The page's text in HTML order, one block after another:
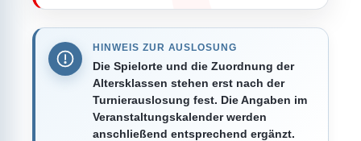
HINWEIS ZUR AUSLOSUNG
Die Spielorte und die Zuordnung der
Altersklassen stehen erst nach der
Turnierauslosung fest. Die Angaben im
Veranstaltungskalender werden
anschließend entsprechend ergänzt.